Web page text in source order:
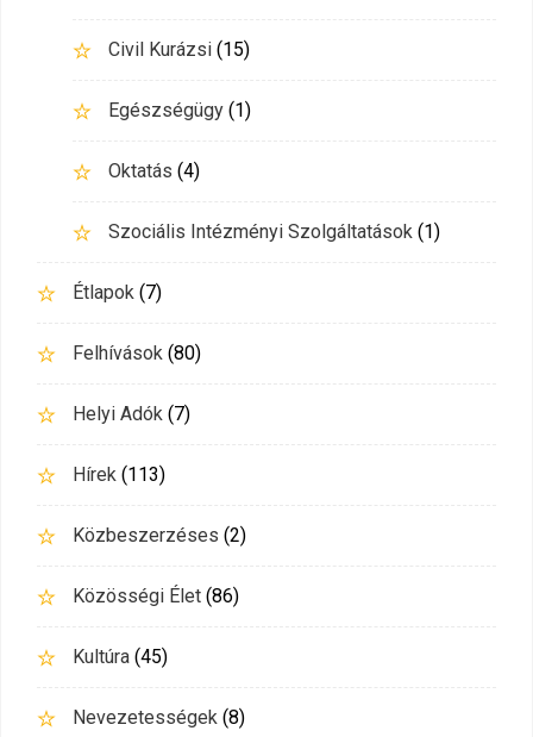
Civil Kurázsi (15)
Egészségügy (1)
Oktatás (4)
Szociális Intézményi Szolgáltatások (1)
Étlapok (7)
Felhívások (80)
Helyi Adók (7)
Hírek (113)
Közbeszerzéses (2)
Közösségi Élet (86)
Kultúra (45)
Nevezetességek (8)